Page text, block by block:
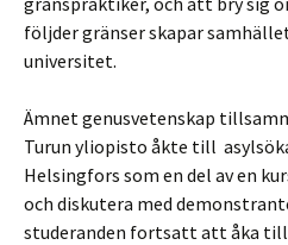
följder gränser skapar
universitet.
Ämnet genusvetenskap
Turun yliopisto åkte till
Helsingfors som en del av en
och diskutera med
studeranden fortsatt att åka